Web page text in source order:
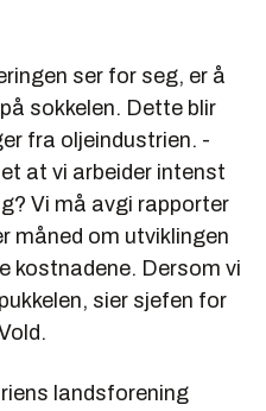
ser for seg, er å
sokkelen. Dette blir
fra oljeindustrien. -
at vi arbeider intenst
Vi må avgi rapporter
måned om utviklingen
kostnadene. Dersom vi
sier sjefen for
landsforening